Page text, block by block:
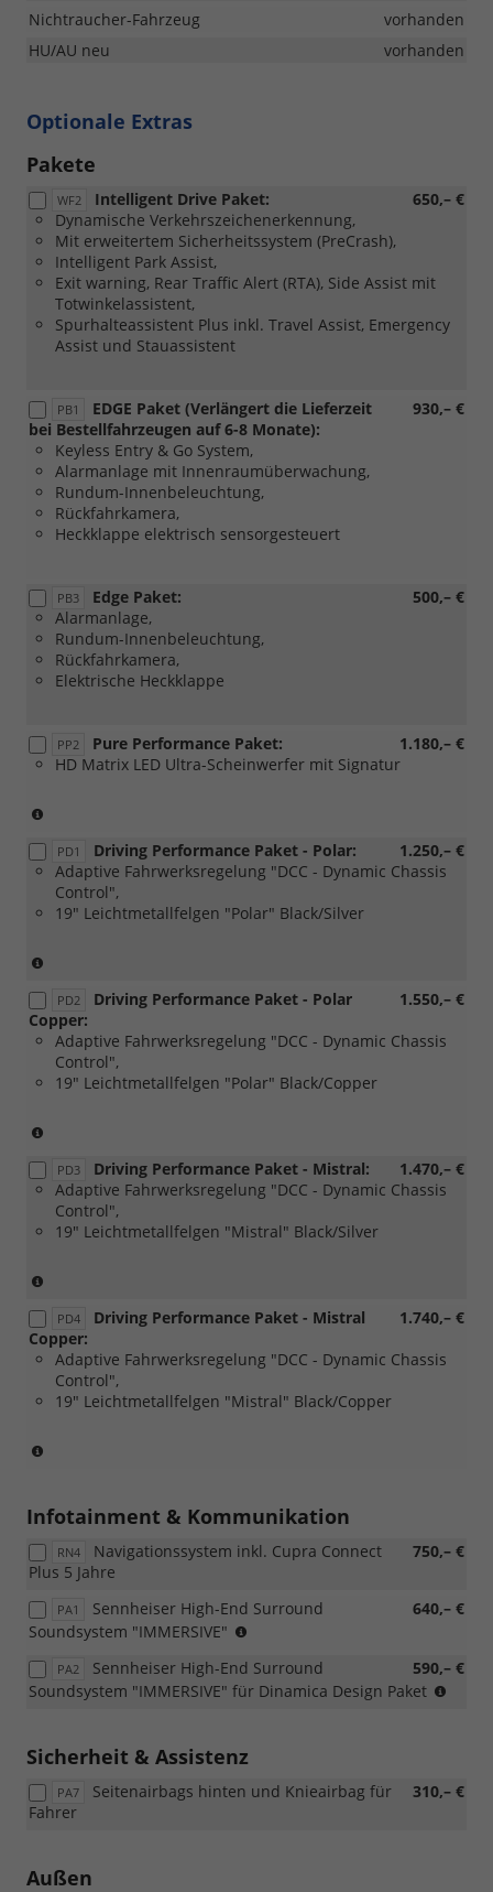
Nichtraucher-Fahrzeug
vorhanden
HU/AU neu
vorhanden
Optionale Extras
Pakete
WF2 650,– €
Intelligent Drive Paket:
Dynamische Verkehrszeichenerkennung,
Mit erweitertem Sicherheitssystem (PreCrash),
Intelligent Park Assist,
Exit warning, Rear Traffic Alert (RTA), Side Assist mit
Totwinkelassistent,
Spurhalteassistent Plus inkl. Travel Assist, Emergency
Assist und Stauassistent
PB1 930,– €
EDGE Paket (Verlängert die Lieferzeit
bei Bestellfahrzeugen auf 6-8 Monate):
Keyless Entry & Go System,
Alarmanlage mit Innenraumüberwachung,
Rundum-Innenbeleuchtung,
Rückfahrkamera,
Heckklappe elektrisch sensorgesteuert
PB3 500,– €
Edge Paket:
Alarmanlage,
Rundum-Innenbeleuchtung,
Rückfahrkamera,
Elektrische Heckklappe
PP2 1.180,– €
Pure Performance Paket:
HD Matrix LED Ultra-Scheinwerfer mit Signatur
Verbindung
mit:
[PB1]
Edge
PD1 1.250,– €
Driving Performance Paket - Polar:
Adaptive Fahrwerksregelung "DCC - Dynamic Chassis
Control",
19" Leichtmetallfelgen "Polar" Black/Silver
Verbindung
mit:
[PB1]
Edge
Paket,
den
Diesel-
Motor)
PD2 1.550,– €
Driving Performance Paket - Polar
Copper:
Adaptive Fahrwerksregelung "DCC - Dynamic Chassis
Control",
19" Leichtmetallfelgen "Polar" Black/Copper
Verbindung
mit:
[PB1]
Edge
für
den
Diesel-
Motor)
PD3 1.470,– €
Driving Performance Paket - Mistral:
Adaptive Fahrwerksregelung "DCC - Dynamic Chassis
Control",
19" Leichtmetallfelgen "Mistral" Black/Silver
Verbindung
mit:
[PB1]
Edge
Paket,
Diesel-
Motor)
PD4 1.740,– €
Driving Performance Paket - Mistral
Copper:
Adaptive Fahrwerksregelung "DCC - Dynamic Chassis
Control",
19" Leichtmetallfelgen "Mistral" Black/Copper
mit:
Edge
Paket,
verfügbar
für
Diesel-
Motor)
Infotainment & Kommunikation
RN4 750,– €
Navigationssystem inkl. Cupra Connect
Plus 5 Jahre
PA1 640,– €
Sennheiser High-End Surround
Soundsystem "IMMERSIVE"
Verbindung
mit:
[PG6]
PA2 590,– €
Sennheiser High-End Surround
Soundsystem "IMMERSIVE" für Dinamica Design Paket
Edge
Sicherheit & Assistenz
PA7 310,– €
Seitenairbags hinten und Knieairbag für
Fahrer
Außen